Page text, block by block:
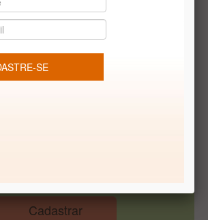
Promoções Exclusivas
Cadastrar